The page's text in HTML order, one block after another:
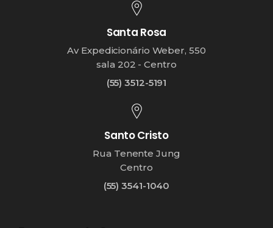
Santa Rosa
Av Expedicionário Weber, 550
sala 202 - Centro
(55) 3512-5191
Santo Cristo
Rua Tenente Jung
Centro
(55) 3541-1040